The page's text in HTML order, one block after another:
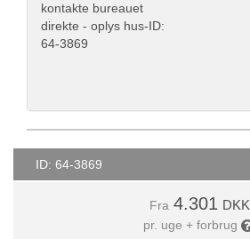
kontakte bureauet
direkte - oplys hus-ID:
64-3869
ID: 64-3869
Fra 4.301 DKK
pr. uge + forbrug